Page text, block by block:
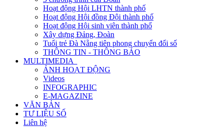
Hoạt động Hội LHTN thành phố
Hoạt động Hội đồng Đội thành phố
Hoạt động Hội sinh viên thành phố
Xây dựng Đảng, Đoàn
Tuổi trẻ Đà Nẵng tiên phong chuyển đổi số
THÔNG TIN - THÔNG BÁO
MULTIMEDIA
ẢNH HOẠT ĐỘNG
Videos
INFOGRAPHIC
E-MAGAZINE
VĂN BẢN
TƯ LIỆU SỐ
Liên hệ